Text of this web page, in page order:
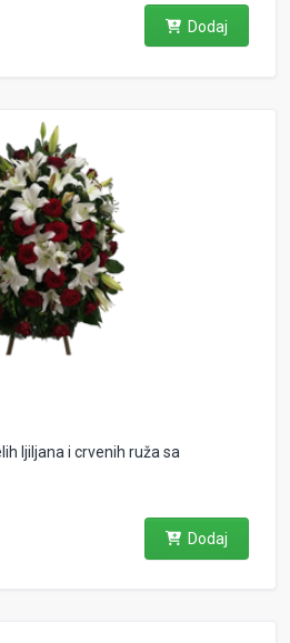
Dodaj
ljiljana i crvenih ruža sa
Dodaj